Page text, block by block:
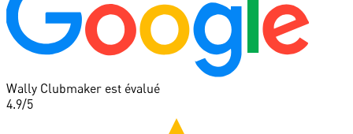
Wally Clubmaker est évalué
4.9/5